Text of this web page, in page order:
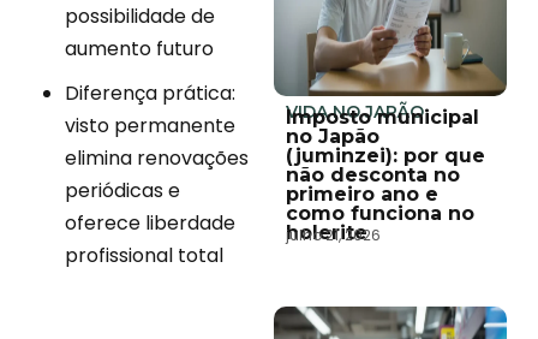
possibilidade de
aumento futuro
Diferença prática:
visto permanente
elimina renovações
periódicas e
oferece liberdade
profissional total
VIDA NO JAPÃO
Imposto municipal
no Japão
(juminzei): por que
não desconta no
primeiro ano e
como funciona no
holerite
julho 21, 2026